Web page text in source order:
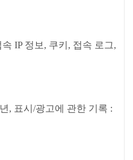
IP 정보, 쿠키, 접속 로그,
, 표시/광고에 관한 기록 :